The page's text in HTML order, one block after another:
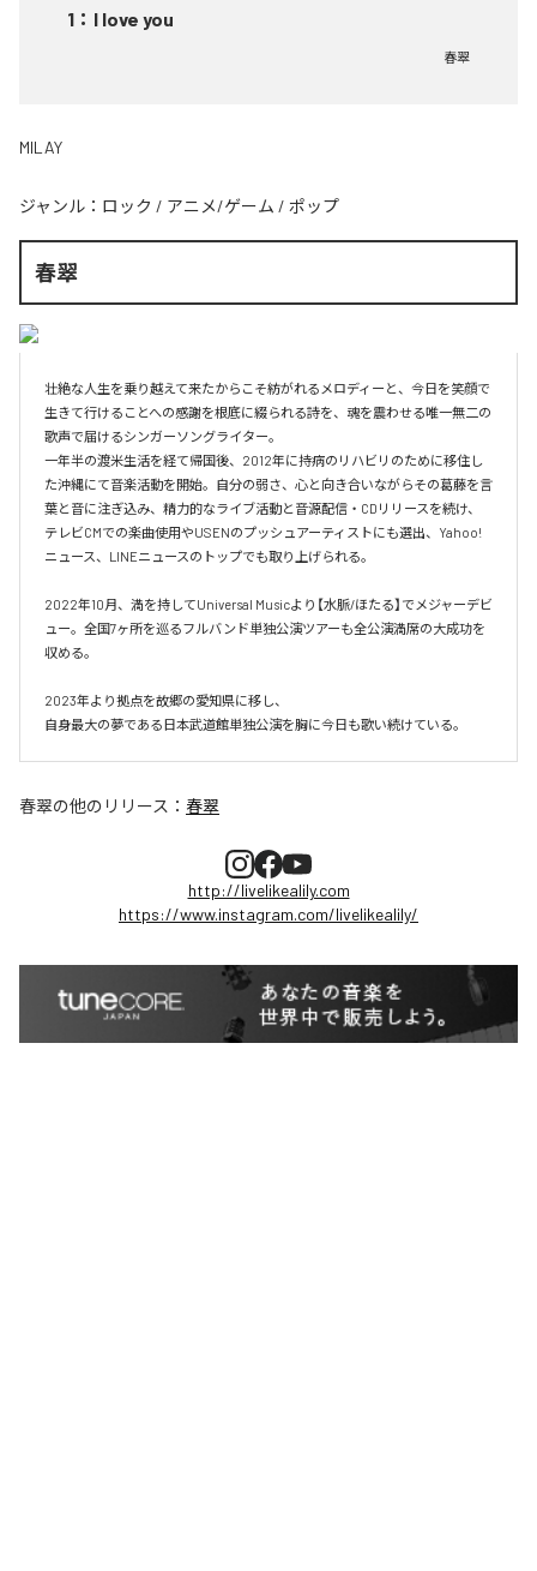
1 ： I love you
春翠
MILAY
ジャンル： ロック / アニメ/ゲーム / ポップ
春翠
壮絶な人生を乗り越えて来たからこそ紡がれるメロディーと、今日を笑顔で
生きて行けることへの感謝を根底に綴られる詩を、魂を震わせる唯一無二の
歌声で届けるシンガーソングライター。
一年半の渡米生活を経て帰国後、2012年に持病のリハビリのために移住し
た沖縄にて音楽活動を開始。自分の弱さ、心と向き合いながらその葛藤を言
葉と音に注ぎ込み、精力的なライブ活動と音源配信・CDリリースを続け、
テレビCMでの楽曲使用やUSENのプッシュアーティストにも選出、Yahoo!
ニュース、LINEニュースのトップでも取り上げられる。
2022年10月、満を持してUniversal Musicより【水脈/ほたる】でメジャーデビ
ュー。全国7ヶ所を巡るフルバンド単独公演ツアーも全公演満席の大成功を
収める。
2023年より拠点を故郷の愛知県に移し、
自身最大の夢である日本武道館単独公演を胸に今日も歌い続けている。
春翠の他のリリース： 春翠
http://livelikealily.com
https://www.instagram.com/livelikealily/